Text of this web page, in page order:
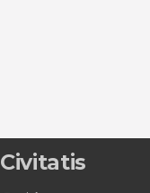
Civitatis